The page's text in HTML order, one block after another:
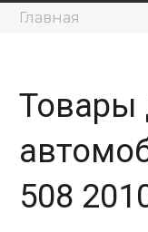
Главная
Товары
508